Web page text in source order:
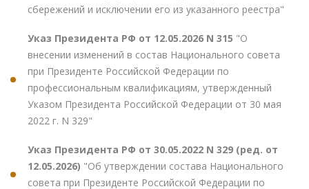
сбережений и исключении его из указанного реестра"
Указ Президента РФ от 12.05.2026 N 315 "О
внесении изменений в состав Национального совета
при Президенте Российской Федерации по
профессиональным квалификациям, утвержденный
Указом Президента Российской Федерации от 30 мая
2022 г. N 329"
Указ Президента РФ от 30.05.2022 N 329 (ред. от
12.05.2026) "Об утверждении состава Национального
совета при Президенте Российской Федерации по